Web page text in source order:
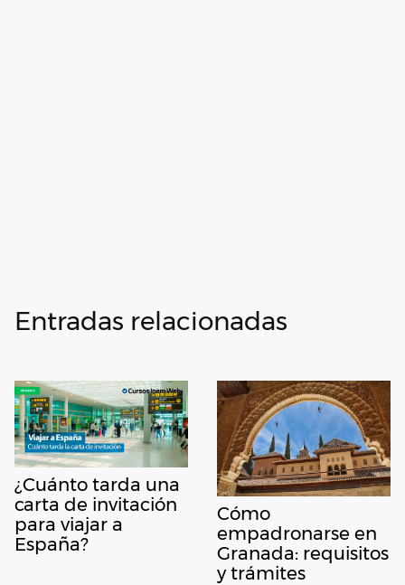
Entradas relacionadas
¿Cuánto tarda una
carta de invitación
para viajar a
España?
Cómo
empadronarse en
Granada: requisitos
y trámites